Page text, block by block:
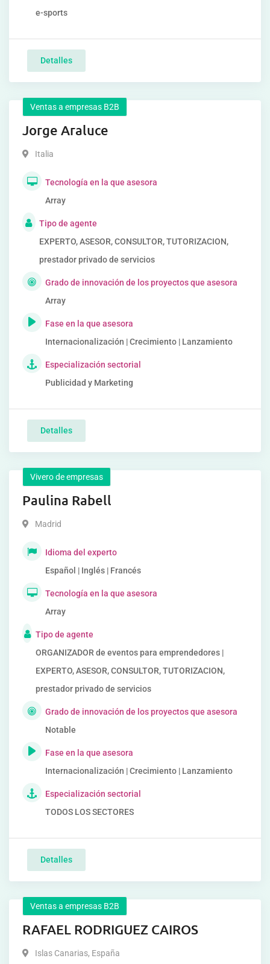
e-sports
Detalles
Ventas a empresas B2B
Jorge Araluce
Italia
Tecnología en la que asesora
Array
Tipo de agente
EXPERTO, ASESOR, CONSULTOR, TUTORIZACION,
prestador privado de servicios
Grado de innovación de los proyectos que asesora
Array
Fase en la que asesora
Internacionalización | Crecimiento | Lanzamiento
Especialización sectorial
Publicidad y Marketing
Detalles
Vivero de empresas
Paulina Rabell
Madrid
Idioma del experto
Español | Inglés | Francés
Tecnología en la que asesora
Array
Tipo de agente
ORGANIZADOR de eventos para emprendedores |
EXPERTO, ASESOR, CONSULTOR, TUTORIZACION,
prestador privado de servicios
Grado de innovación de los proyectos que asesora
Notable
Fase en la que asesora
Internacionalización | Crecimiento | Lanzamiento
Especialización sectorial
TODOS LOS SECTORES
Detalles
Ventas a empresas B2B
RAFAEL RODRIGUEZ CAIROS
Islas Canarias, España